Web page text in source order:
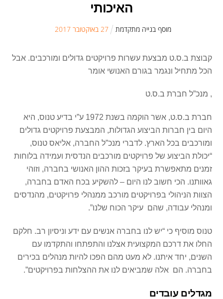
האיכותי
מוסף בנייה מתקדמת 27 באוקטובר 2017
קבוצת ב.ס.ט מבצעת עשרות פרויקטים גדולים ומורכבים. אבל
הכל מתחיל ונגמר בגורם האנושי אומר
, מנכ”ל חברת ב.ס.ט
חברת ב.ס.ט, אשר הוקמה בשנת 1972 ע”י בדיע טנוס, היא
היום בין חברות הביצוע הגדולות, המבצעת פרויקטים גדולים
ומורכבים בכל הארץ. לדברי מנכ”ל החברה, אליאס טנוס,
“יכולת הביצוע של פרויקטים מורכבים הנדסית ועמידה בלוחות
זמנים מתאפשרת בעיקר בזכות ההון האנושי בחברה, וזוהי
גאוותנו. הכי חשוב לנו היום – להשקיע בכח האדם בחברה,
הצוות הניהולי בפרויקטים מורכב ממנהלי פרויקטים, מהנדסים
ומנהלי עבודה, שהם עיקר הכוח שלנו”.
טנוס מוסיף כי “יש לנו בחברה אנשים עם ידע וניסיון רב. חלקם
החלו את דרכם המקצועית אצלנו והתפתחו והתקדמו עם
השנים, יחד איתנו. לא מעט מהם הפכו להיות מנהלים בכירים
בחברה. הם אלה שמביאים לנו את ההצלחות בפרויקטים”.
מגדלים עובדים